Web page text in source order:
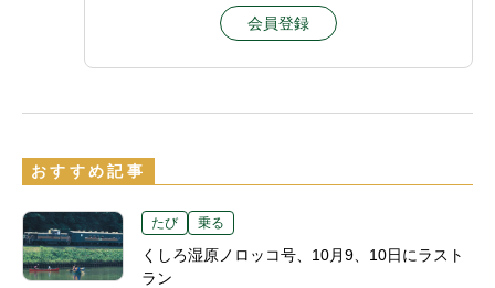
会員登録
おすすめ記事
たび 乗る
くしろ湿原ノロッコ号、10月9、10日にラスト
ラン